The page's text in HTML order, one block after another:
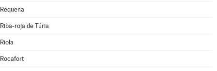
Requena
Riba-roja de Túria
Riola
Rocafort